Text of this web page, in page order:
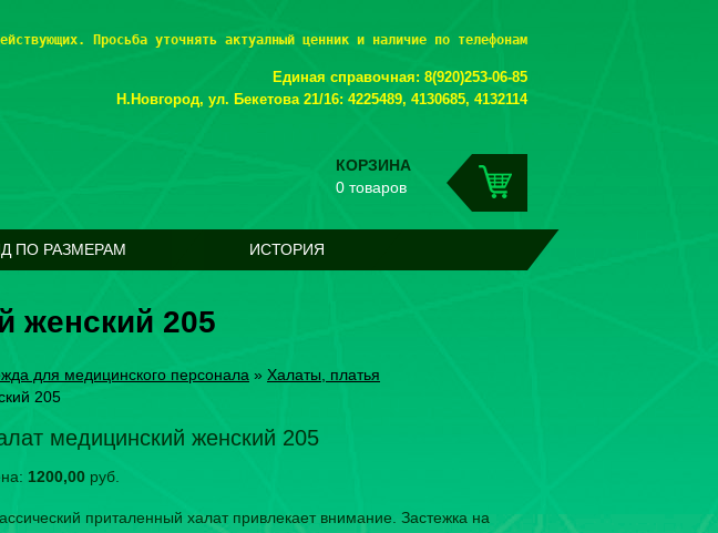
КОРЗИНА
0 товаров
Просьба уточнять актуалный ценник и наличие по телефонам
Единая справочная: 8(920)253-06-85
Н.Новгород, ул. Бекетова 21/16: 4225489, 4130685, 4132114
ПО РАЗМЕРАМ ИСТОРИЯ
женский 205
для медицинского персонала » Халаты, платья
205
медицинский женский 205
1200,00 руб.
приталенный халат привлекает внимание. Застежка на